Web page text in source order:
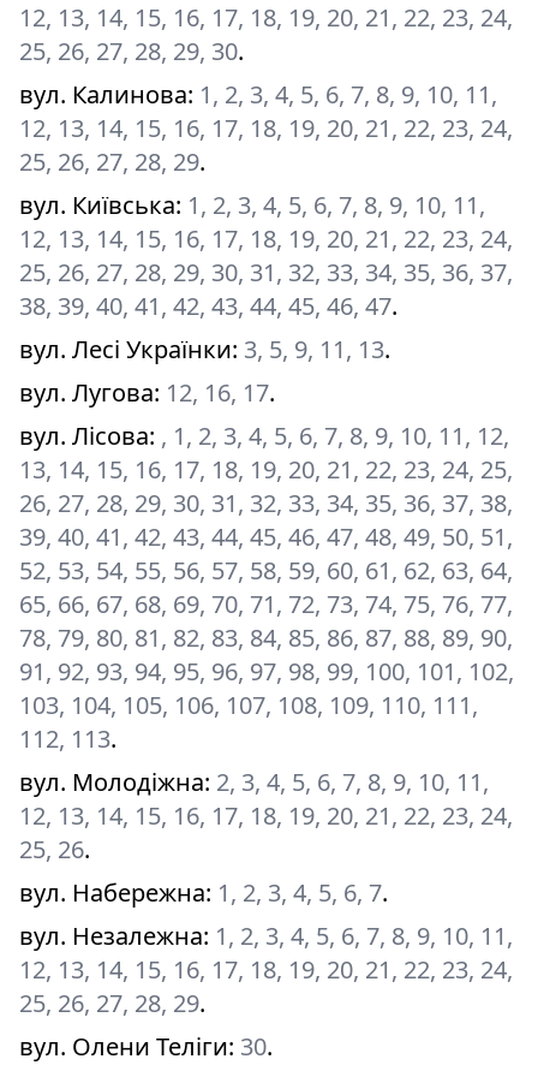
12, 13, 14, 15, 16, 17, 18, 19, 20, 21, 22, 23, 24,
25, 26, 27, 28, 29, 30.
вул. Калинова: 1, 2, 3, 4, 5, 6, 7, 8, 9, 10, 11,
12, 13, 14, 15, 16, 17, 18, 19, 20, 21, 22, 23, 24,
25, 26, 27, 28, 29.
вул. Київська: 1, 2, 3, 4, 5, 6, 7, 8, 9, 10, 11,
12, 13, 14, 15, 16, 17, 18, 19, 20, 21, 22, 23, 24,
25, 26, 27, 28, 29, 30, 31, 32, 33, 34, 35, 36, 37,
38, 39, 40, 41, 42, 43, 44, 45, 46, 47.
вул. Лесі Українки: 3, 5, 9, 11, 13.
вул. Лугова: 12, 16, 17.
вул. Лісова: , 1, 2, 3, 4, 5, 6, 7, 8, 9, 10, 11, 12,
13, 14, 15, 16, 17, 18, 19, 20, 21, 22, 23, 24, 25,
26, 27, 28, 29, 30, 31, 32, 33, 34, 35, 36, 37, 38,
39, 40, 41, 42, 43, 44, 45, 46, 47, 48, 49, 50, 51,
52, 53, 54, 55, 56, 57, 58, 59, 60, 61, 62, 63, 64,
65, 66, 67, 68, 69, 70, 71, 72, 73, 74, 75, 76, 77,
78, 79, 80, 81, 82, 83, 84, 85, 86, 87, 88, 89, 90,
91, 92, 93, 94, 95, 96, 97, 98, 99, 100, 101, 102,
103, 104, 105, 106, 107, 108, 109, 110, 111,
112, 113.
вул. Молодіжна: 2, 3, 4, 5, 6, 7, 8, 9, 10, 11,
12, 13, 14, 15, 16, 17, 18, 19, 20, 21, 22, 23, 24,
25, 26.
вул. Набережна: 1, 2, 3, 4, 5, 6, 7.
вул. Незалежна: 1, 2, 3, 4, 5, 6, 7, 8, 9, 10, 11,
12, 13, 14, 15, 16, 17, 18, 19, 20, 21, 22, 23, 24,
25, 26, 27, 28, 29.
вул. Олени Теліги: 30.